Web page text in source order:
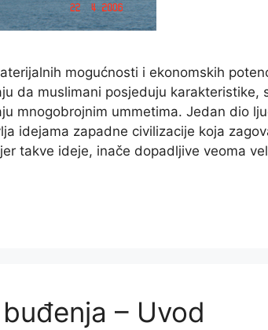
mogućnosti i ekonomskih
da muslimani posjeduju karakteristike,
mnogobrojnim ummetima. Jedan dio
idejama zapadne civilizacije koja
takve ideje, inače dopadljive veoma
– Uvod